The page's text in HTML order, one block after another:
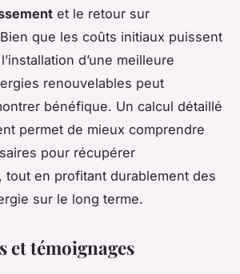
et le retour sur
que les coûts initiaux puissent
d’une meilleure
renouvelables peut
bénéfique. Un calcul détaillé
permet de mieux comprendre
pour récupérer
tout en profitant durablement des
sur le long terme.
et témoignages